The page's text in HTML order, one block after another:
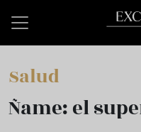
Salud
Ñame: el